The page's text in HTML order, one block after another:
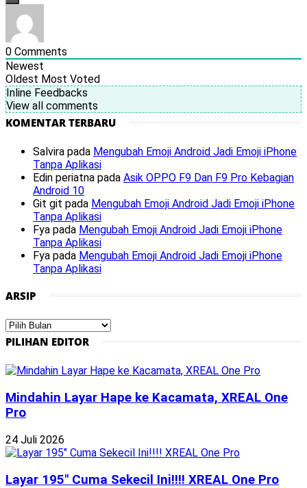
0 Comments
Newest
Oldest Most Voted
Inline Feedbacks
View all comments
KOMENTAR TERBARU
Salvira pada Mengubah Emoji Android Jadi Emoji iPhone
Tanpa Aplikasi
Edin periatna pada Asik OPPO F9 Dan F9 Pro Kebagian
Android 10
Git git pada Mengubah Emoji Android Jadi Emoji iPhone
Tanpa Aplikasi
Fya pada Mengubah Emoji Android Jadi Emoji iPhone
Tanpa Aplikasi
Fya pada Mengubah Emoji Android Jadi Emoji iPhone
Tanpa Aplikasi
ARSIP
Arsip
PILIHAN EDITOR
Mindahin Layar Hape ke Kacamata, XREAL One
Pro
24 Juli 2026
Layar 195″ Cuma Sekecil Ini!!!! XREAL One Pro